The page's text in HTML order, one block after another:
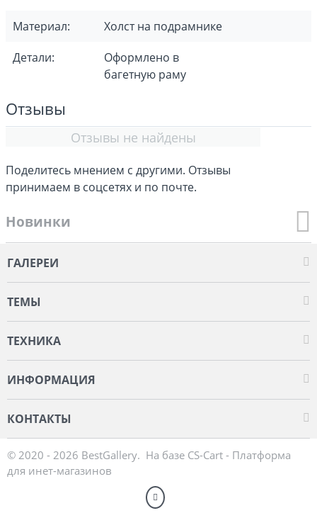
Материал:
Холст на подрамнике
Детали:
Оформлено в
багетную раму
Отзывы
Отзывы не найдены
Поделитесь мнением с другими. Отзывы
принимаем в соцсетях и по почте.
Новинки
ГАЛЕРЕИ
ТЕМЫ
ТЕХНИКА
ИНФОРМАЦИЯ
КОНТАКТЫ
© 2020 - 2026 BestGallery. На базе CS-Cart - Платформа
для инет-магазинов